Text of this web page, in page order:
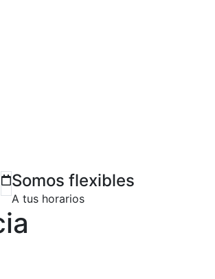
Somos flexibles
A tus horarios